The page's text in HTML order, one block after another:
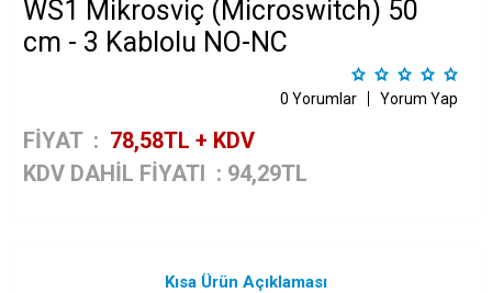
WS1 Mikrosviç (Microswitch) 50
cm - 3 Kablolu NO-NC
0 Yorumlar Yorum Yap
FİYAT : 78,58TL + KDV
KDV DAHİL FİYATI : 94,29TL
Kısa Ürün Açıklaması